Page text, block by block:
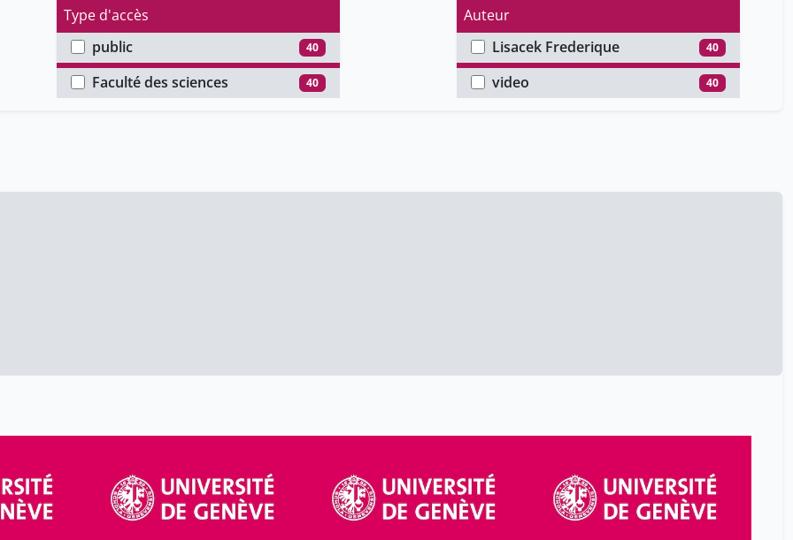
Type d'accès
public
40
Auteur
Lisacek Frederique
40
Faculté
Faculté des sciences
40
Type de média
video
40